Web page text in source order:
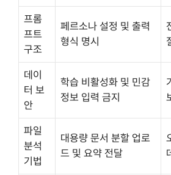
프롬
프트
구조
페르소나 설정 및 출력
형식 명시
데이
터 보
안
학습 비활성화 및 민감
정보 입력 금지
파일
분석
기법
대용량 문서 분할 업로
드 및 요약 전달